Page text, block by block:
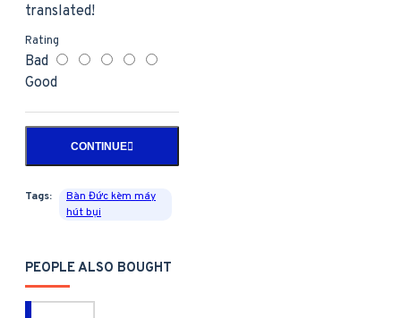
translated!
Rating
Bad
Good
CONTINUE
Tags:
Bàn Đức kèm máy
hút bụi
PEOPLE ALSO BOUGHT